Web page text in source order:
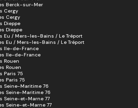
Berck-sur-Mer
Cergy
Cergy
Dieppe
Dieppe
Eu / Mers-les-Bains / Le Tréport
Eu / Mers-les-Bains / Le Tréport
Ile-de-France
Ile-de-France
Rouen
Rouen
Paris 75
Paris 75
Seine-Maritime 76
Seine-Maritime 76
Seine-et-Marne 77
Seine-et-Marne 77